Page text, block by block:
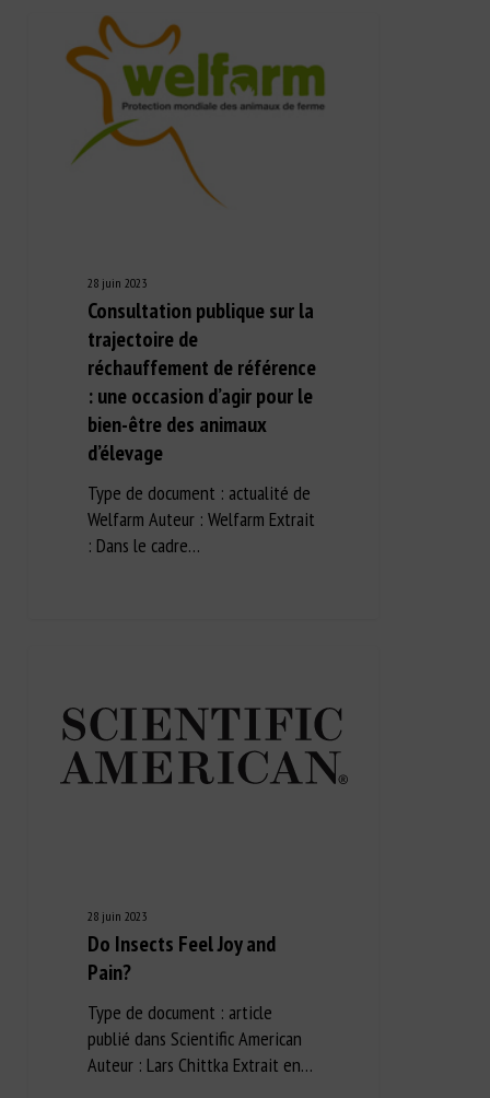
28 juin 2023
Consultation publique sur la
trajectoire de
réchauffement de référence
: une occasion d’agir pour le
bien-être des animaux
d’élevage
Type de document : actualité de
Welfarm Auteur : Welfarm Extrait
: Dans le cadre…
28 juin 2023
Do Insects Feel Joy and
Pain?
Type de document : article
publié dans Scientific American
Auteur : Lars Chittka Extrait en…